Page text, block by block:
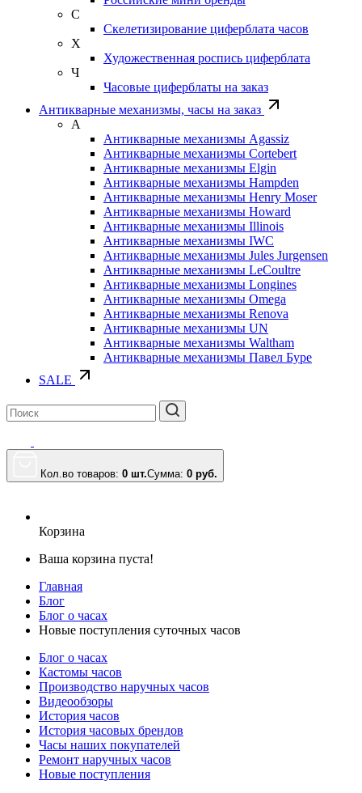
С
Скелетизирование циферблата часов
Х
Художественная роспись циферблата
Ч
Часовые циферблаты на заказ
Антикварные механизмы, часы на заказ
А
Антикварные механизмы Agassiz
Антикварные механизмы Cortebert
Антикварные механизмы Elgin
Антикварные механизмы Hampden
Антикварные механизмы Henry Moser
Антикварные механизмы Howard
Антикварные механизмы Illinois
Антикварные механизмы IWC
Антикварные механизмы Jules Jurgensen
Антикварные механизмы LeCoultre
Антикварные механизмы Longines
Антикварные механизмы Omega
Антикварные механизмы Renova
Антикварные механизмы UN
Антикварные механизмы Waltham
Антикварные механизмы Павел Буре
SALE
Кол.во товаров: 0 шт.Сумма: 0 руб.
Корзина
Ваша корзина пуста!
Главная
Блог
Блог о часах
Новые поступления суточных часов
Блог о часах
Кастомы часов
Производство наручных часов
Видеообзоры
История часов
История часовых брендов
Часы наших покупателей
Ремонт наручных часов
Новые поступления